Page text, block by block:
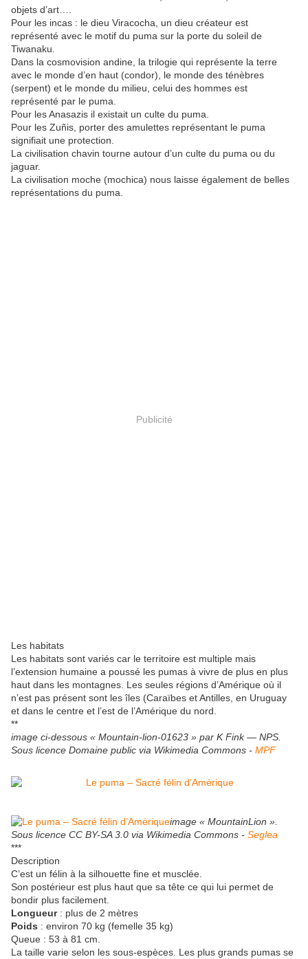
objets d’art….
Pour les incas : le dieu Viracocha, un dieu créateur est
représenté avec le motif du puma sur la porte du soleil de
Tiwanaku.
Dans la cosmovision andine, la trilogie qui représente la terre
avec le monde d’en haut (condor), le monde des ténèbres
(serpent) et le monde du milieu, celui des hommes est
représenté par le puma.
Pour les Anasazis il existait un culte du puma.
Pour les Zuñis, porter des amulettes représentant le puma
signifiait une protection.
La civilisation chavin tourne autour d’un culte du puma ou du
jaguar.
La civilisation moche (mochica) nous laisse également de belles
représentations du puma.
Publicité
Les habitats
Les habitats sont variés car le territoire est multiple mais
l’extension humaine a poussé les pumas à vivre de plus en plus
haut dans les montagnes. Les seules régions d’Amérique où il
n’est pas présent sont les îles (Caraïbes et Antilles, en Uruguay
et dans le centre et l’est de l’Amérique du nord.
**
image ci-dessous « Mountain-lion-01623 » par K Fink — NPS.
Sous licence Domaine public via Wikimedia Commons - MPF
image « MountainLion ».
Sous licence CC BY-SA 3.0 via Wikimedia Commons - Seglea
***
Description
C’est un félin à la silhouette fine et musclée.
Son postérieur est plus haut que sa tête ce qui lui permet de
bondir plus facilement.
Longueur: plus de 2 mètres
Poids : environ 70 kg (femelle 35 kg)
Queue : 53 à 81 cm.
La taille varie selon les sous-espèces. Les plus grands pumas se